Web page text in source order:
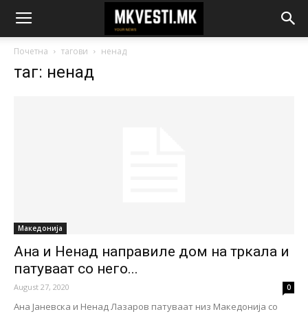
Почетна тагови ненад
таг: ненад
Македонија
Ана и Ненад направиле дом на тркала и
патуваат со него...
August 27, 2020 0
Ана Јаневска и Ненад Лазаров патуваат низ Македонија со